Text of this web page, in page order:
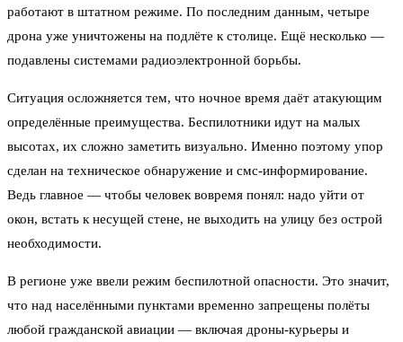
работают в штатном режиме. По последним данным, четыре
дрона уже уничтожены на подлёте к столице. Ещё несколько —
подавлены системами радиоэлектронной борьбы.
Ситуация осложняется тем, что ночное время даёт атакующим
определённые преимущества. Беспилотники идут на малых
высотах, их сложно заметить визуально. Именно поэтому упор
сделан на техническое обнаружение и смс-информирование.
Ведь главное — чтобы человек вовремя понял: надо уйти от
окон, встать к несущей стене, не выходить на улицу без острой
необходимости.
В регионе уже ввели режим беспилотной опасности. Это значит,
что над населёнными пунктами временно запрещены полёты
любой гражданской авиации — включая дроны-курьеры и